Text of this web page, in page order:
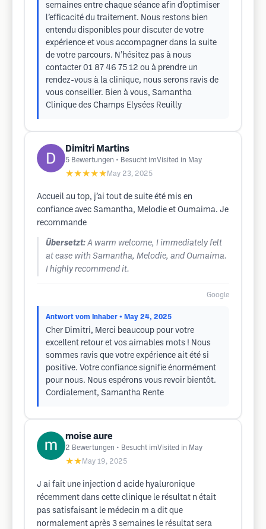
semaines entre chaque séance afin d’optimiser
l’efficacité du traitement. Nous restons bien
entendu disponibles pour discuter de votre
expérience et vous accompagner dans la suite
de votre parcours. N’hésitez pas à nous
contacter 01 87 46 75 12 ou à prendre un
rendez-vous à la clinique, nous serons ravis de
vous conseiller. Bien à vous, Samantha
Clinique des Champs Elysées Reuilly
Dimitri Martins
5 Bewertungen • Besucht imVisited in May
★★★★★ May 23, 2025
Accueil au top, j’ai tout de suite été mis en
confiance avec Samantha, Melodie et Oumaima. Je
recommande
Übersetzt: A warm welcome, I immediately felt
at ease with Samantha, Melodie, and Oumaima.
I highly recommend it.
Google
Antwort vom Inhaber • May 24, 2025
Cher Dimitri, Merci beaucoup pour votre
excellent retour et vos aimables mots ! Nous
sommes ravis que votre expérience ait été si
positive. Votre confiance signifie énormément
pour nous. Nous espérons vous revoir bientôt.
Cordialement, Samantha Rente
moise aure
2 Bewertungen • Besucht imVisited in May
★★ May 19, 2025
J ai fait une injection d acide hyaluronique
récemment dans cette clinique le résultat n était
pas satisfaisant le médecin m a dit que
normalement après 3 semaines le résultat sera